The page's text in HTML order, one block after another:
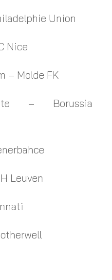
Union
Nice
– Molde FK
– Borussia
Leuven